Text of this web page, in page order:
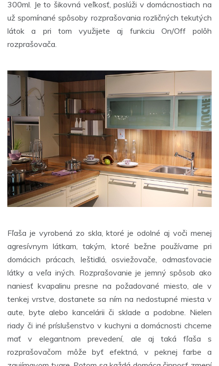
300ml. Je to šikovná veľkosť, poslúži v domácnostiach na
už spomínané spôsoby rozprašovania rozličných tekutých
látok a pri tom využijete aj funkciu On/Off polôh
rozprašovača.
Fľaša je vyrobená zo skla, ktoré je odolné aj voči menej
agresívnym látkam, takým, ktoré bežne používame pri
domácich prácach, leštidlá, osviežovače, odmasťovacie
látky a veľa iných. Rozprašovanie je jemný spôsob ako
naniesť kvapalinu presne na požadované miesto, ale v
tenkej vrstve, dostanete sa ním na nedostupné miesta v
aute, byte alebo kancelárii či sklade a podobne. Nielen
riady či iné príslušenstvo v kuchyni a domácnosti chceme
mať v elegantnom prevedení, ale aj taká fľaša s
rozprašovačom môže byť efektná, v peknej farbe a